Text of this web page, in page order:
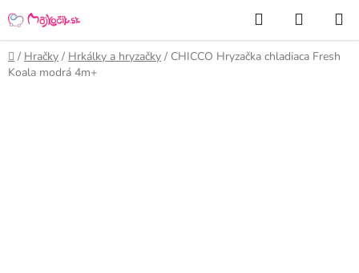
na
obsah
Hľadať
KOŠÍK
Domov
/ Hračky / Hrkálky a hryzačky / CHICCO Hryzačka chladiaca Fresh
Koala modrá 4m+